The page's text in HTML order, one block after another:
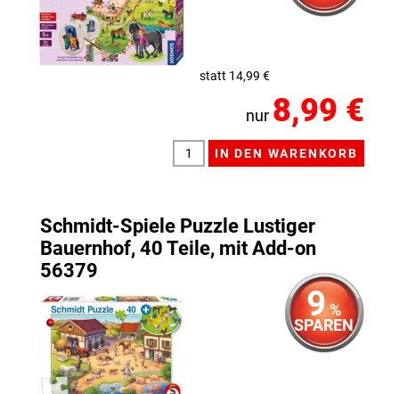
statt 14,99 €
nur 8,99 €
Schmidt-Spiele Puzzle Lustiger
Bauernhof, 40 Teile, mit Add-on
56379
9%
SPAREN